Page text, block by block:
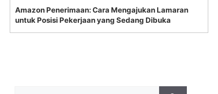
Amazon Penerimaan: Cara Mengajukan Lamaran
untuk Posisi Pekerjaan yang Sedang Dibuka